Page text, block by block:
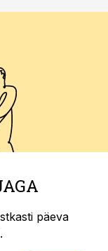
päeva